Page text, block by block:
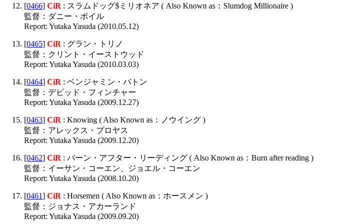
[0466] CiR : スラムドッグ$ミリオネア ( Also Known as：Slumdog Millionaire )
監督：ダニー・ボイル
Report: Yutaka Yasuda (2010.05.12)
[0465] CiR : グラン・トリノ
監督：クリント・イーストウッド
Report: Yutaka Yasuda (2010.03.03)
[0464] CiR : ベンジャミン・バトン
監督：デビッド・フィンチャー
Report: Yutaka Yasuda (2009.12.27)
[0463] CiR : Knowing ( Also Known as：ノウイング )
監督：アレックス・プロヤス
Report: Yutaka Yasuda (2009.12.20)
[0462] CiR : バーン・アフター・リーディング ( Also Known as：Burn after reading )
監督：イーサン・コーエン、ジョエル・コーエン
Report: Yutaka Yasuda (2008.10.20)
[0461] CiR : Horsemen ( Also Known as：ホースメン )
監督：ジョナス・アカーランド
Report: Yutaka Yasuda (2009.09.20)